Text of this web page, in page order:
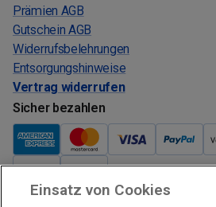
Prämien AGB
Gutschein AGB
Widerrufsbelehrungen
Entsorgungshinweise
Vertrag widerrufen
Sicher bezahlen
Verkauf und Versand
Einsatz von Cookies